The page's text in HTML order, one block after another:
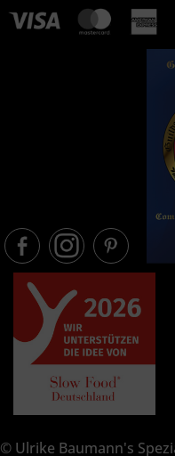
© Ulrike Baumann's